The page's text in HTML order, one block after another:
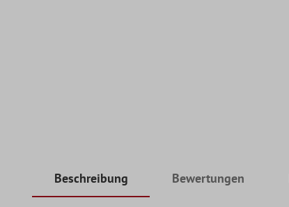
Beschreibung Bewertungen